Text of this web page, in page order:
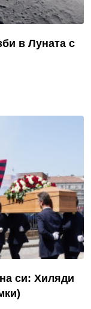
в Луната с
си: Хиляди